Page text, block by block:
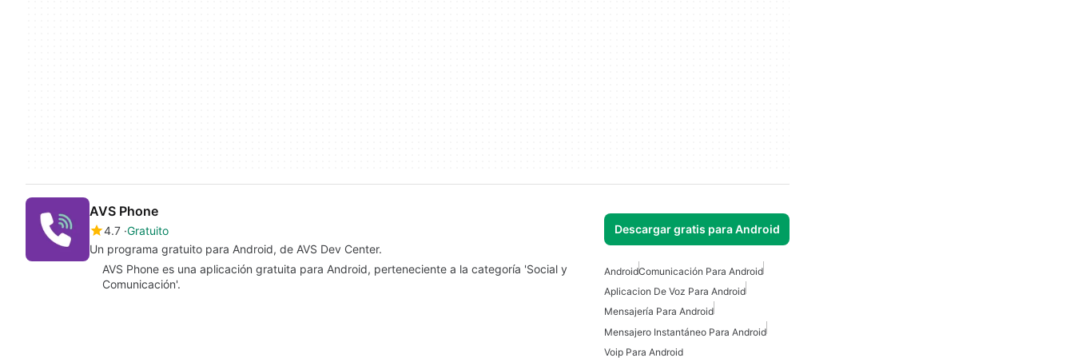
AVS Phone
4.7 Gratuito
Un programa gratuito para Android, de AVS Dev Center.
Descargar gratis para Android
AVS Phone es una aplicación gratuita para Android, perteneciente a la categoría 'Social y
Comunicación'.
AndroidComunicación Para Android
Aplicacion De Voz Para Android
Mensajería Para Android
Mensajero Instantáneo Para Android
Voip Para Android